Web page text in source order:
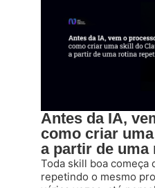
Antes da IA,
como criar
a partir de
Toda skill boa começa
repetindo o mesmo